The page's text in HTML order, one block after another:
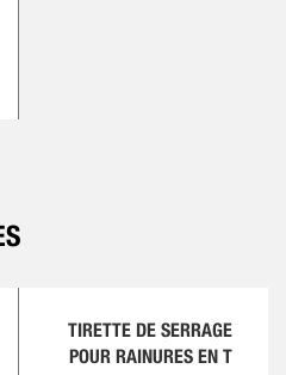
TIRETTE DE SERRAGE
POUR RAINURES EN T